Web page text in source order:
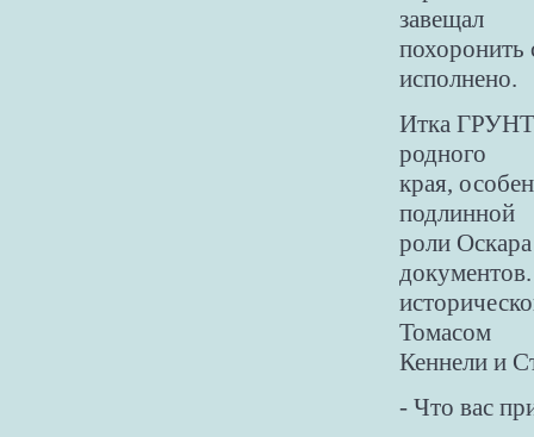
завещал
похоронить
исполнено.
Итка
родного
края,
подлинной
роли
документов.
Томасом
Кеннели и
- Что вас